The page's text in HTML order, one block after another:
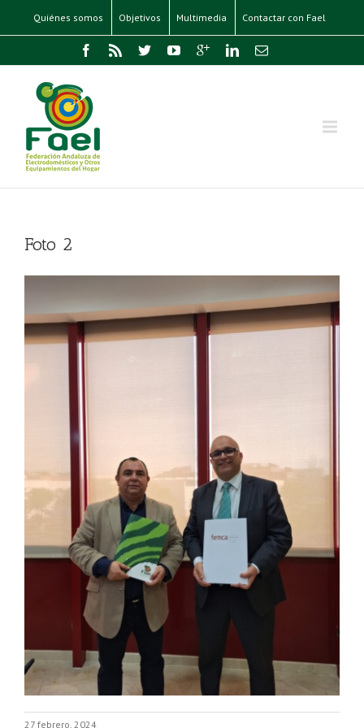
Quiénes somos Objetivos Multimedia Contactar con Fael
Foto 2
27 febrero, 2024